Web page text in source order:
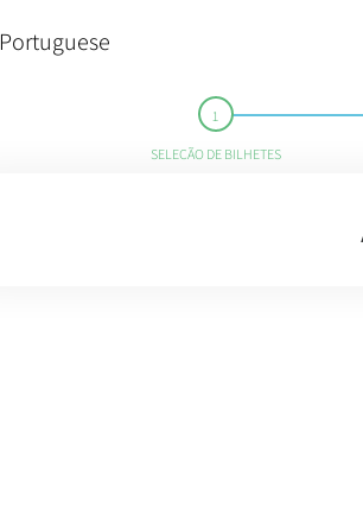
Portuguese
SELEÇÃO DE BILHETES